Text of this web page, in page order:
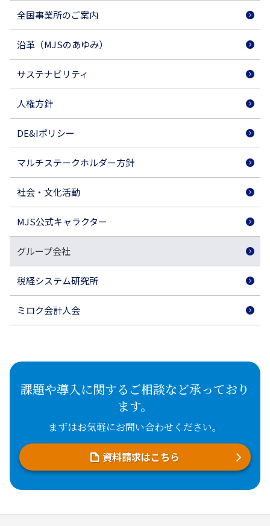
全国事業所のご案内
沿革（MJSのあゆみ）
サステナビリティ
人権方針
DE&Iポリシー
マルチステークホルダー方針
社会・文化活動
MJS公式キャラクター
グループ会社
税経システム研究所
ミロク会計人会
課題や導入に関するご相談など承っており
ます。
まずはお気軽にお問い合わせください。
資料請求はこちら